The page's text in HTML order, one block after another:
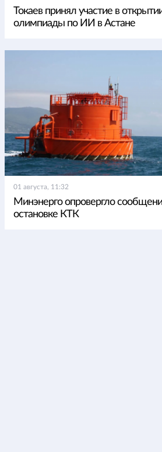
Токаев принял участие в
олимпиады по ИИ в Астане
01 августа, 11:32
Минэнерго опровергло
остановке КТК